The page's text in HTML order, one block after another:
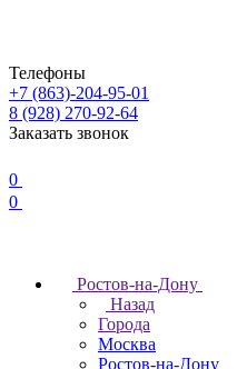
Телефоны
+7 (863)-204-95-01
8 (928) 270-92-64
Заказать звонок
0
0
Ростов-на-Дону
Назад
Города
Москва
Ростов-на-Дону